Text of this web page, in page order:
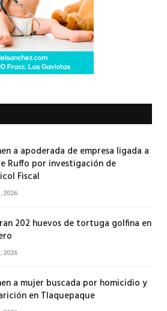
a apoderada de empresa ligada a
Ruffo por investigación de
Fiscal
2026
202 huevos de tortuga golfina en
2026
a mujer buscada por homicidio y
en Tlaquepaque